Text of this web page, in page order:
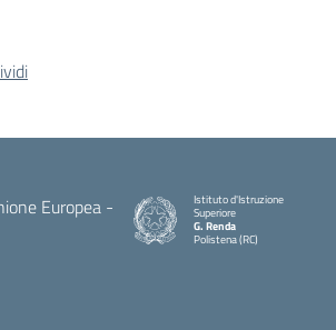
Istituto d'Istruzione
Superiore
G. Renda
Polistena (RC)